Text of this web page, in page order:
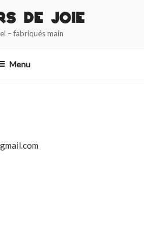
de Joie
– fabriqués main
Menu